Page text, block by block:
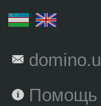
Помощь